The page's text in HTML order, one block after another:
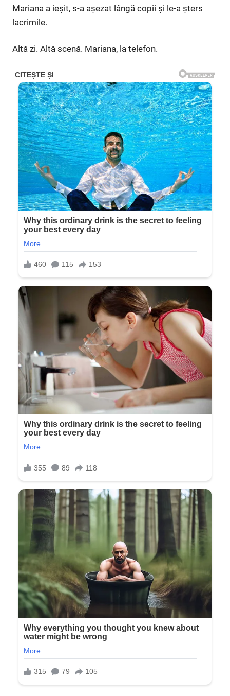
Mariana a ieșit, s-a așezat lângă copii și le-a șters
lacrimile.
Altă zi. Altă scenă. Mariana, la telefon.